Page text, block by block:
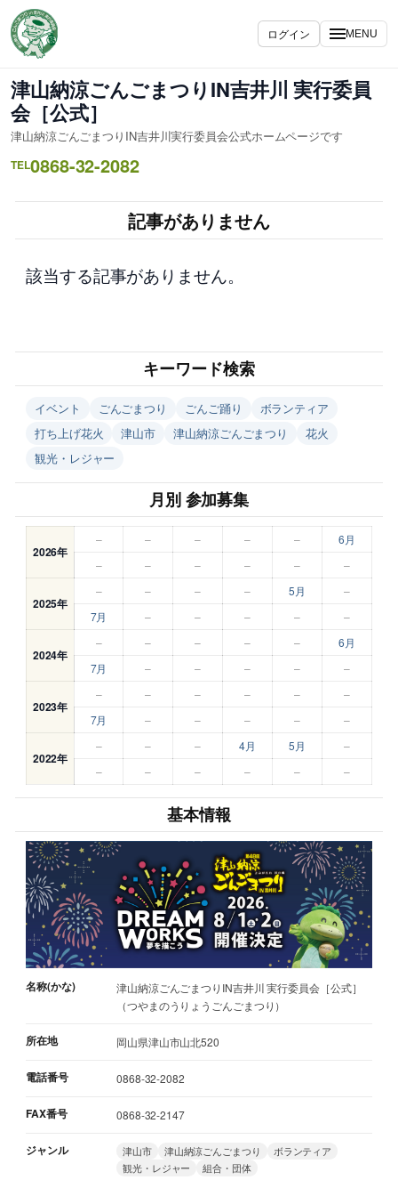
容
を
ス
キ
ッ
プ
ログイン MENU
津山納涼ごんごまつりIN吉井川 実行委員
会［公式］
津山納涼ごんごまつりIN吉井川実行委員会公式ホームページです
TEL0868-32-2082
記事がありません
該当する記事がありません。
キーワード検索
イベント ごんごまつり ごんご踊り
ボランティア
打ち上げ花火
津山市 津山納涼ごんごまつり
花火
観光・レジャー
月別 参加募集
2026年
– – – – –
6月
–
– – – – –
2025年
– – – – 5月
–
7月
– – – – –
2024年
– – – – –
6月
7月
– – – – –
2023年
– – – – –
–
7月
– – – – –
2022年
– – – 4月 5月
–
–
– – – – –
基本情報
名称(かな)
津山納涼ごんごまつりIN吉井川 実行委員会［公式］
（つやまのうりょうごんごまつり）
所在地 岡山県津山市山北520
電話番号 0868-32-2082
FAX番号 0868-32-2147
ジャンル 津山市 津山納涼ごんごまつり
ボランティア
観光・レジャー
組合・団体